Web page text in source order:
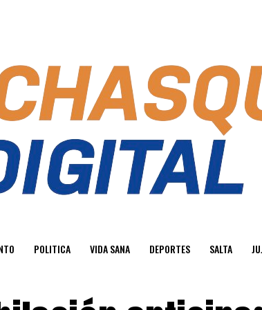
POLITICA VIDA SANA DEPORTES SALTA